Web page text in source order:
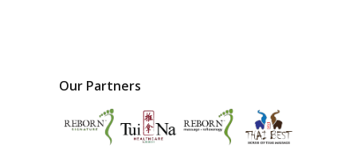
Our Partners